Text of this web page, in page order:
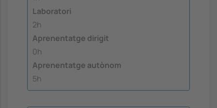
Laboratori
2h
Aprenentatge dirigit
0h
Aprenentatge autònom
5h